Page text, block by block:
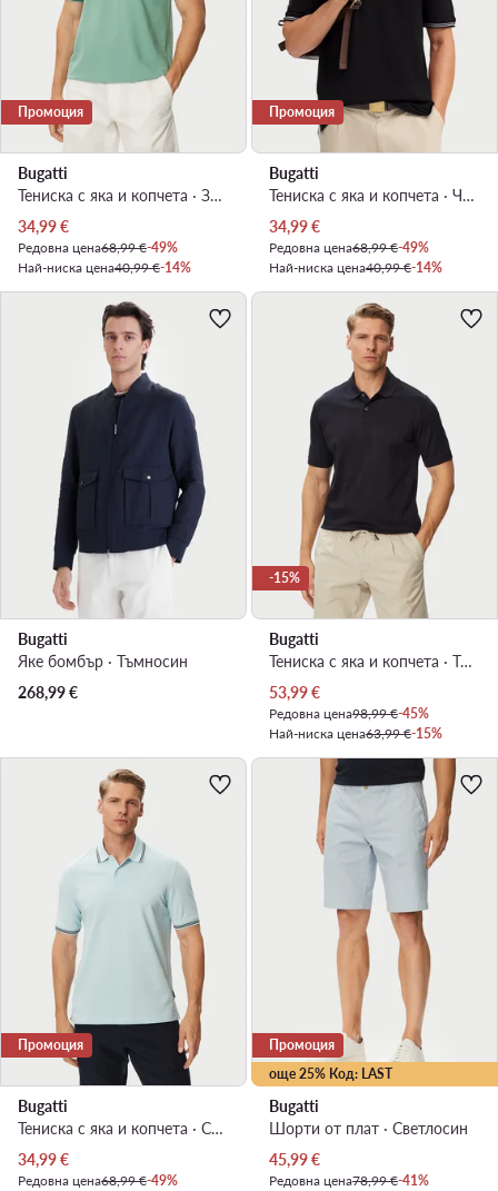
Промоция
Bugatti
Тениска с яка и копчета · Зелен
Актуална цена
34,99€
Редовна цена68,99 €-49%
Най-ниска цена40,99 €-14%
Промоция
Bugatti
Тениска с яка и копчета · Черен
Актуална цена
34,99€
Редовна цена68,99 €-49%
Най-ниска цена40,99 €-14%
Bugatti
Яке бомбър · Тъмносин
268,99€
-15%
Bugatti
Тениска с яка и копчета · Тъмносин
Актуална цена
53,99€
Редовна цена98,99 €-45%
Най-ниска цена63,99 €-15%
Промоция
Bugatti
Тениска с яка и копчета · Светлосин
Актуална цена
34,99€
Редовна цена68,99 €-49%
още 25% Код: LAST
Промоция
Bugatti
Шорти от плат · Светлосин
Актуална цена
45,99€
Редовна цена78,99 €-41%